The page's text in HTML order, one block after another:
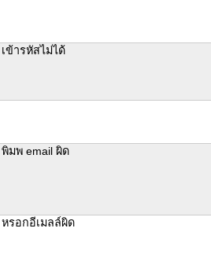
เข้ารหัสไม่ได้
พิมพ email ผิด
หรอกอีเมลล์ผิด